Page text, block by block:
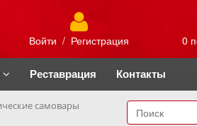
Войти / Регистрация
0
Реставрация Контакты
самовары